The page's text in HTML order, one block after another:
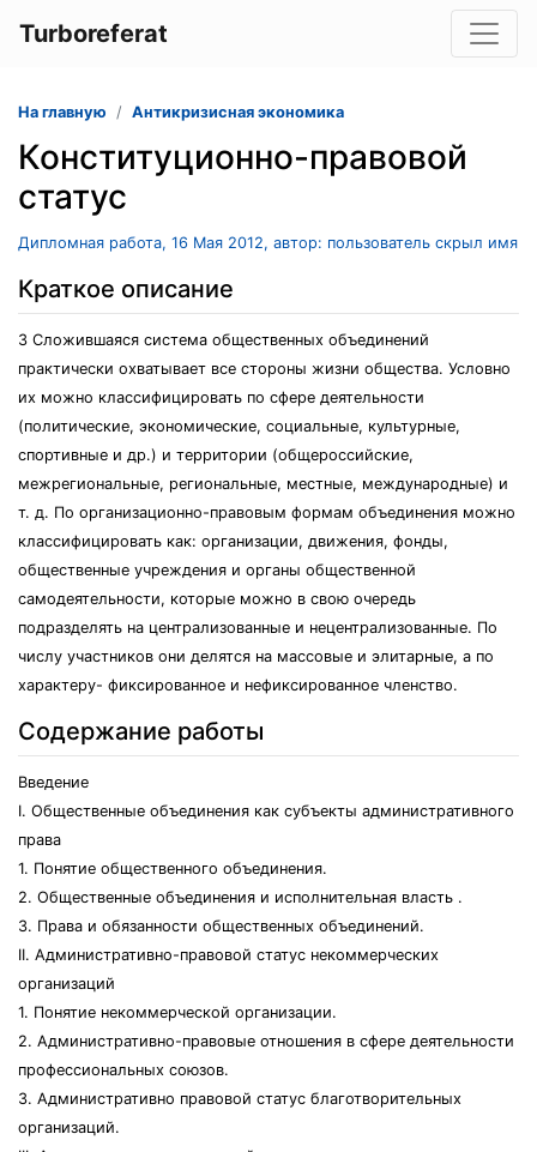
Turboreferat
На главную Антикризисная экономика
Конституционно-правовой
статус
Дипломная работа, 16 Мая 2012, автор: пользователь скрыл имя
Краткое описание
3 Сложившаяся система общественных объединений
практически охватывает все стороны жизни общества. Условно
их можно классифицировать по сфере деятельности
(политические, экономические, социальные, культурные,
спортивные и др.) и территории (общероссийские,
межрегиональные, региональные, местные, международные) и
т. д. По организационно-правовым формам объединения можно
классифицировать как: организации, движения, фонды,
общественные учреждения и органы общественной
самодеятельности, которые можно в свою очередь
подразделять на централизованные и нецентрализованные. По
числу участников они делятся на массовые и элитарные, а по
характеру- фиксированное и нефиксированное членство.
Содержание работы
Введение
I. Общественные объединения как субъекты административного
права
1. Понятие общественного объединения.
2. Общественные объединения и исполнительная власть .
3. Права и обязанности общественных объединений.
II. Административно-правовой статус некоммерческих
организаций
1. Понятие некоммерческой организации.
2. Административно-правовые отношения в сфере деятельности
профессиональных союзов.
3. Административно правовой статус благотворительных
организаций.